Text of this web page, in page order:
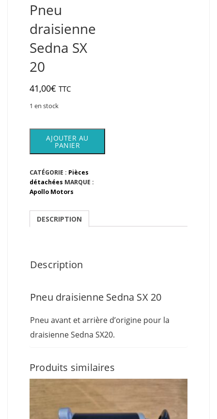
Pneu
draisienne
Sedna SX
20
41,00€ TTC
1 en stock
Pneu
Sedna
SX
20
AJOUTER AU
PANIER
CATÉGORIE : Pièces
détachées MARQUE :
Apollo Motors
DESCRIPTION
Description
Pneu draisienne Sedna SX 20
Pneu avant et arrière d’origine pour la
draisienne Sedna SX20.
Produits similaires